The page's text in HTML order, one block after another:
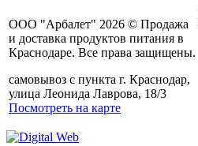
ООО "Арбалет" 2026 © Продажа
и доставка продуктов питания в
Краснодаре. Все права защищены.
самовывоз с пункта г. Краснодар,
улица Леонида Лаврова, 18/3
Посмотреть на карте